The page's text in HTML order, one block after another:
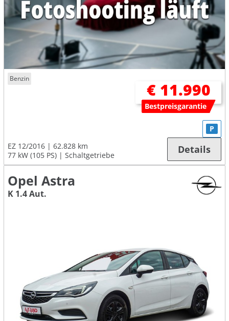
Benzin
€ 11.990
Bestpreisgarantie
EZ 12/2016
62.828 km
77 kW (105 PS)
Schaltgetriebe
P
Details
Opel Astra
K 1.4 Aut.